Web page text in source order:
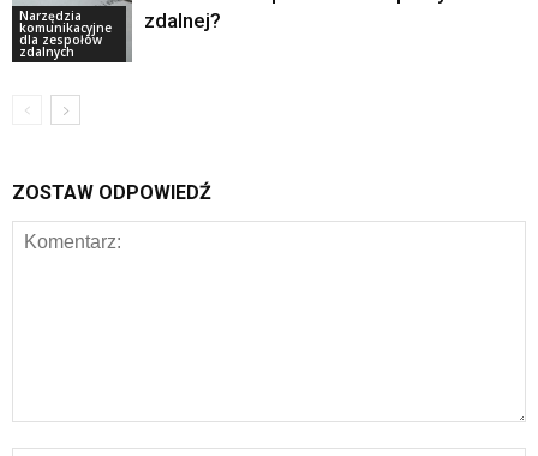
Narzędzia
komunikacyjne
dla zespołów
zdalnych
zdalnej?
ZOSTAW ODPOWIEDŹ